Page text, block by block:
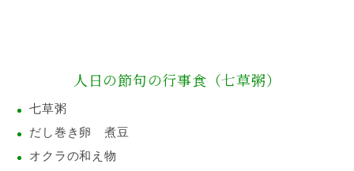
人日の節句の行事食（七草粥）
七草粥
だし巻き卵 煮豆
オクラの和え物